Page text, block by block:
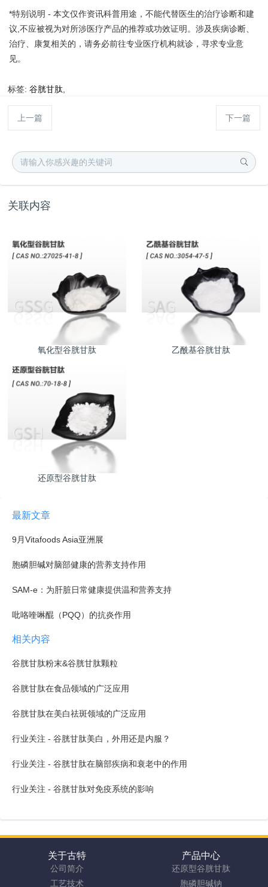
*特别说明 - 本文仅作资讯科普用途，不能代替医生的治疗诊断和建
议,不应被视为对所涉医疗产品的推荐或功效证明。涉及疾病诊断、
治疗、康复相关的，请务必前往专业医疗机构就诊，寻求专业意
见。
标签: 谷胱甘肽
上一篇 下一篇
关联内容
氧化型谷胱甘肽 乙酰基谷胱甘肽
还原型谷胱甘肽
最新文章
9月Vitafoods Asia亚洲展
胞磷胆碱对脑部健康的营养支持作用
SAM-e：为肝脏日常健康提供温和营养支持
吡咯喹啉醌（PQQ）的抗炎作用
相关内容
谷胱甘肽粉末&谷胱甘肽颗粒
谷胱甘肽在食品领域的广泛应用
谷胱甘肽在美白祛斑领域的广泛应用
行业关注 - 谷胱甘肽美白，外用还是内服？
行业关注 - 谷胱甘肽在脑部疾病和衰老中的作用
行业关注 - 谷胱甘肽对免疫系统的影响
关于古特
公司简介
工艺技术
产品中心
还原型谷胱甘肽
胞磷胆碱钠